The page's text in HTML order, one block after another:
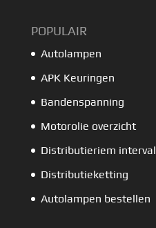
POPULAIR
Autolampen
APK Keuringen
Bandenspanning
Motorolie overzicht
Distributieriem interval
Distributieketting
Autolampen bestellen